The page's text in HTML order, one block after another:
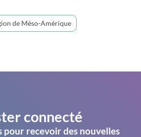
de Méso-Amérique
connecté
pour recevoir des nouvelles